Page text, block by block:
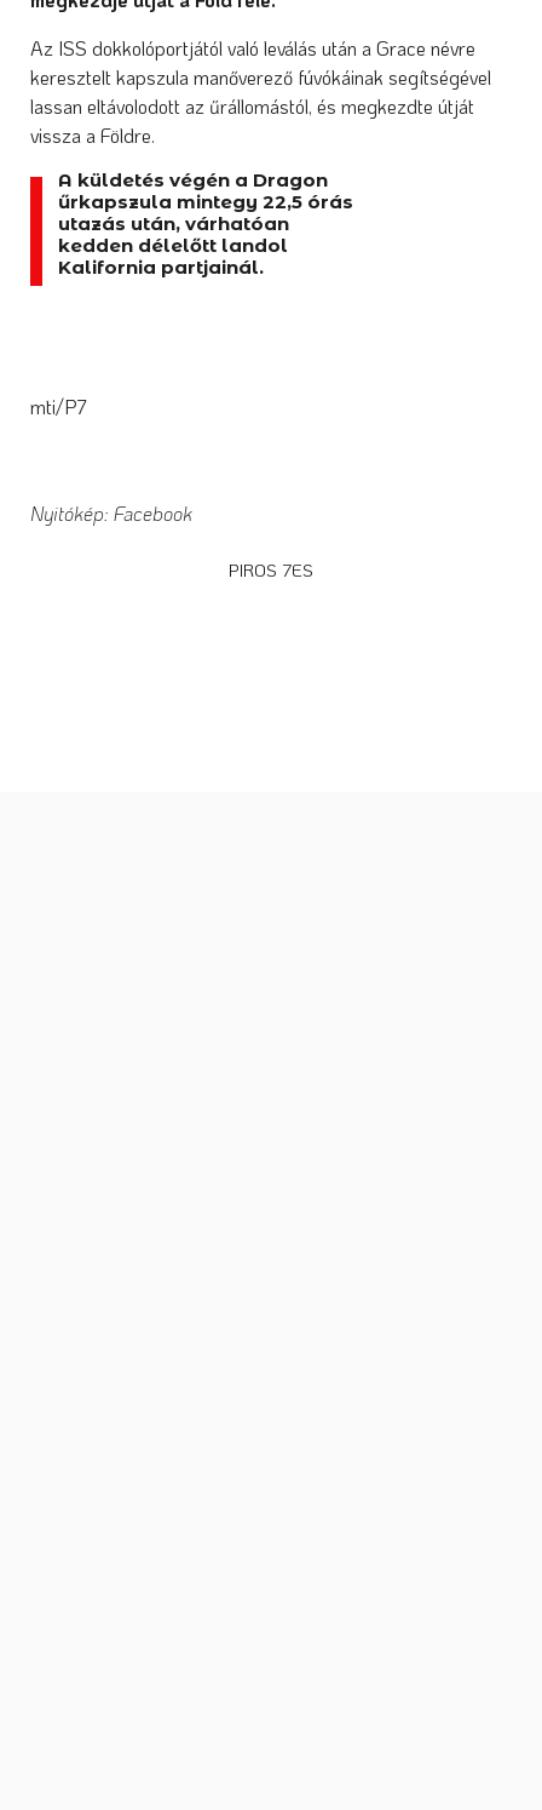
Az ISS dokkolóportjától való leválás után a Grace névre
keresztelt kapszula manőverező fúvókáinak segítségével
lassan eltávolodott az űrállomástól, és megkezdte útját
vissza a Földre.
A küldetés végén a Dragon
űrkapszula mintegy 22,5 órás
utazás után, várhatóan
kedden délelőtt landol
Kalifornia partjainál.
mti/P7
Nyitókép: Facebook
PIROS 7ES